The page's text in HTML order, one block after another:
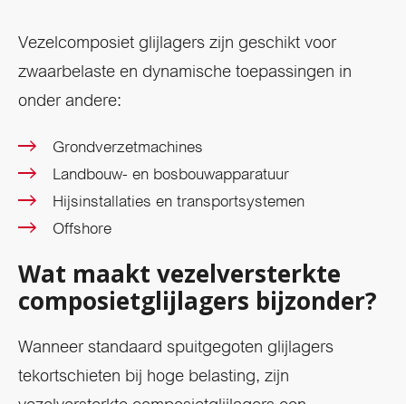
Vezelcomposiet glijlagers zijn geschikt voor
zwaarbelaste en dynamische toepassingen in
onder andere:
Grondverzetmachines
Landbouw- en bosbouwapparatuur
Hijsinstallaties en transportsystemen
Offshore
Wat maakt vezelversterkte
composietglijlagers bijzonder?
Wanneer standaard spuitgegoten glijlagers
tekortschieten bij hoge belasting, zijn